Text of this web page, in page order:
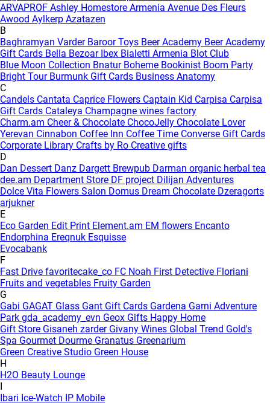
ARVAPROF Ashley Homestore Armenia Avenue Des Fleurs
Awood Aylkerp Azatazen
B
Baghramyan Varder Baroor Toys Beer Academy Beer Academy
Gift Cards Bella Bezoar Ibex Bialetti Armenia Blot Club
Blue Moon Collection Bnatur Boheme Bookinist Boom Party
Bright Tour Burmunk Gift Cards Business Anatomy
C
Candels Cantata Caprice Flowers Captain Kid Carpisa Carpisa
Gift Cards Cataleya Champagne wines factory
Charm.am Cheer & Chocolate ChocoJelly Chocolate Lover
Yerevan Cinnabon Coffee Inn Coffee Time Converse Gift Cards
Corporate Library Crafts by Ro Creative gifts
D
Dan Dessert Danz Dargett Brewpub Darman organic herbal tea
dee.am Department Store DF project Dilijan Adventures
Dolce Vita Flowers Salon Domus Dream Chocolate Dzeragorts
arjukner
E
Eco Garden Edit Print Element.am EM flowers Encanto
Endorphina Ereqnuk Esquisse
Evocabank
F
Fast Drive favoritecake_co FC Noah First Detective Floriani
Fruits and vegetables Fruity Garden
G
Gabi GAGAT Glass Gant Gift Cards Gardena Garni Adventure
Park gda_academy_evn Geox Gifts Happy Home
Gift Store Gisaneh zarder Givany Wines Global Trend Gold's
Spa Gourmet Dourme Granatus Greenarium
Green Creative Studio Green House
H
H2O Beauty Lounge
I
Ibari Ice-Watch IP Mobile